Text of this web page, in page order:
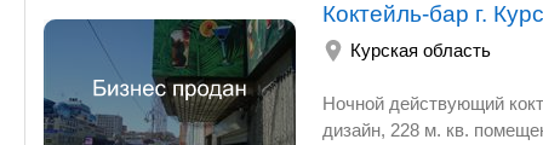
Коктейль-бар г.
Курская область
Ночной действующий
дизайн, 228 м. кв.